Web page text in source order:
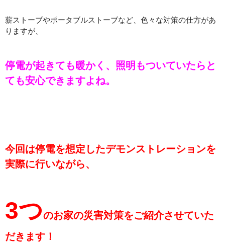
薪ストーブやポータブルストーブなど、色々な対策の仕方があ
りますが、
停電が起きても暖かく、照明もついていたらと
ても安心できますよね。
今回は停電を想定したデモンストレーションを
実際に行いながら、
3つのお家の災害対策をご紹介させていた
だきます！